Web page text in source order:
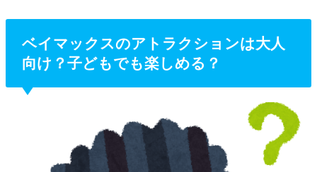
ベイマックスのアトラクションは大人
向け？子どもでも楽しめる？